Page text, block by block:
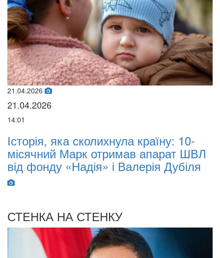
21.04.2026
21.04.2026
14:01
Історія, яка сколихнула країну: 10-
місячний Марк отримав апарат ШВЛ
від фонду «Надія» і Валерія Дубіля
СТЕНКА НА СТЕНКУ